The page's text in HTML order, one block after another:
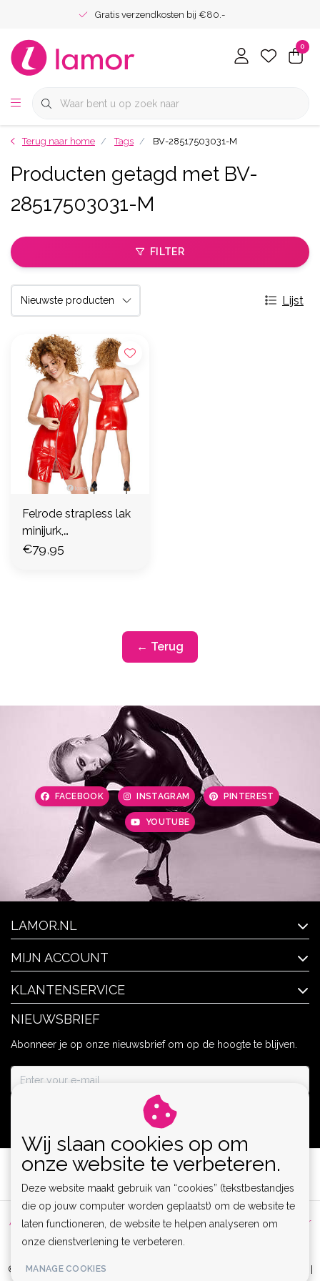
Gratis verzendkosten bij €80.-
0
Terug naar home Tags BV-28517503031-M
Producten getagd met BV-
28517503031-M
FILTER
Lijst
Felrode strapless lak
minijurk,
BV28517503021
€79,95
← Terug
FACEBOOK INSTAGRAM PINTEREST
YOUTUBE
LAMOR.NL
MIJN ACCOUNT
KLANTENSERVICE
NIEUWSBRIEF
Abonneer je op onze nieuwsbrief om op de hoogte te blijven.
Algemene voorwaarden | Privacy Policy | Sitemap |
Disclaimer
RSS Feed
© Copyright 2026 - Lamor | Clubwear, Lingerie & Kinky Fashion XS-6XL |
Wij slaan cookies op om
onze website te verbeteren.
Deze website maakt gebruik van “cookies” (tekstbestandjes
die op jouw computer worden geplaatst) om de website te
laten functioneren, de website te helpen analyseren om
onze dienstverlening te verbeteren.
MANAGE COOKIES